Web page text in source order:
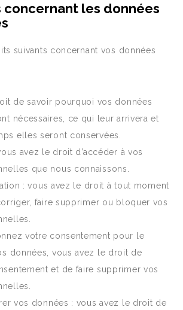
concernant les données
suivants concernant vos données
de savoir pourquoi vos données
nécessaires, ce qui leur arrivera et
elles seront conservées.
avez le droit d’accéder à vos
que nous connaissons.
: vous avez le droit à tout moment
faire supprimer ou bloquer vos
votre consentement pour le
données, vous avez le droit de
et de faire supprimer vos
vos données : vous avez le droit de